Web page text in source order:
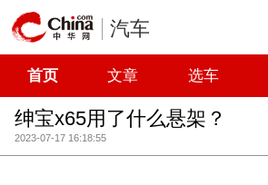
汽车
首页 文章 选车
绅宝x65用了什么悬架？
2023-07-17 16:18:55